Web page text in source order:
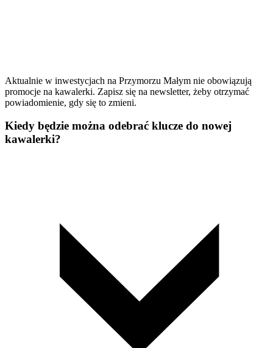
Aktualnie w inwestycjach na Przymorzu Małym nie obowiązują
promocje na kawalerki. Zapisz się na newsletter, żeby otrzymać
powiadomienie, gdy się to zmieni.
Kiedy będzie można odebrać klucze do nowej
kawalerki?